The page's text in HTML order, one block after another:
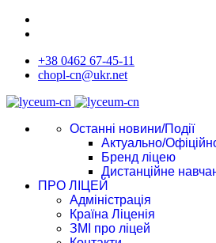
+38 0462 67-45-11
chopl-cn@ukr.net
Останні новини/Події
Актуально/
Бренд ліцею
Дистанційне
ПРО ЛІЦЕЙ
Адміністрація
Країна Ліценія
ЗМІ про ліцей